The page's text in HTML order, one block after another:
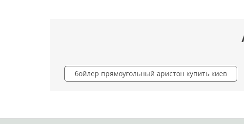
бойлер прямоугольный аристон купить киев